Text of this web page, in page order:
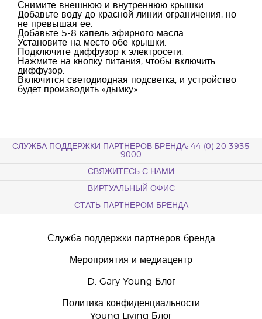
Снимите внешнюю и внутреннюю крышки.
Добавьте воду до красной линии ограничения, но
не превышая ее.
Добавьте 5-8 капель эфирного масла.
Установите на место обе крышки.
Подключите диффузор к электросети.
Нажмите на кнопку питания, чтобы включить
диффузор.
Включится светодиодная подсветка, и устройство
будет производить «дымку».
СЛУЖБА ПОДДЕРЖКИ ПАРТНЕРОВ БРЕНДА: 44 (0) 20 3935
9000
СВЯЖИТЕСЬ С НАМИ
ВИРТУАЛЬНЫЙ ОФИС
СТАТЬ ПАРТНЕРОМ БРЕНДА
Служба поддержки партнеров бренда
Мероприятия и медиацентр
D. Gary Young Блог
Политика конфиденциальности
Young Living Блог